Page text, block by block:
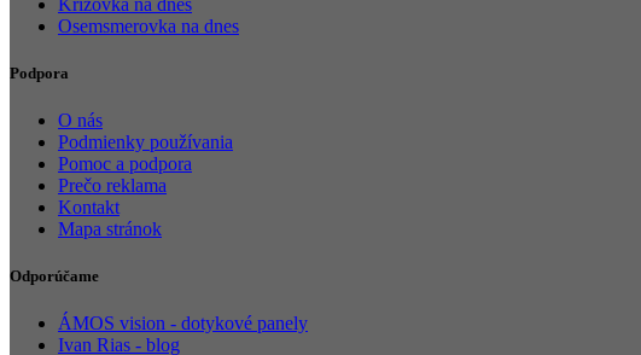
Osemsmerovka na dnes
Podpora
O nás
Podmienky používania
Pomoc a podpora
Prečo reklama
Kontakt
Mapa stránok
Odporúčame
ÁMOS vision - dotykové panely
Ivan Rias - blog